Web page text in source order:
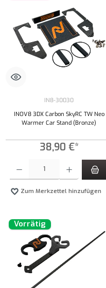
IN8-30030
INOV8 3DX Carbon SkyRC TW Neo
Warmer Car Stand (Bronze)
38,90 €*
Zum Merkzettel hinzufügen
Vorrätig